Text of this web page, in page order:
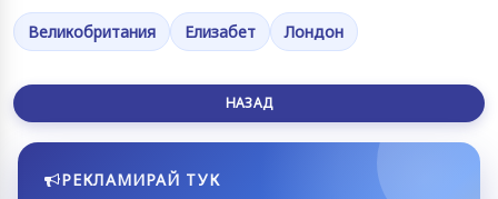
Великобритания Елизабет Лондон
НАЗАД
РЕКЛАМИРАЙ ТУК